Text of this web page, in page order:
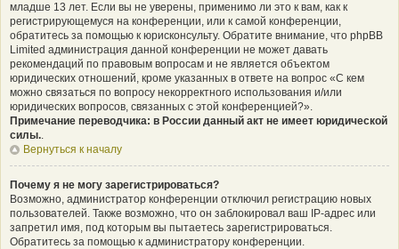
младше 13 лет. Если вы не уверены, применимо ли это к вам, как к
регистрирующемуся на конференции, или к самой конференции,
обратитесь за помощью к юрисконсульту. Обратите внимание, что phpBB
Limited администрация данной конференции не может давать
рекомендаций по правовым вопросам и не является объектом
юридических отношений, кроме указанных в ответе на вопрос «С кем
можно связаться по вопросу некорректного использования и/или
юридических вопросов, связанных с этой конференцией?».
Примечание переводчика: в России данный акт не имеет юридической
силы..
Вернуться к началу
Почему я не могу зарегистрироваться?
Возможно, администратор конференции отключил регистрацию новых
пользователей. Также возможно, что он заблокировал ваш IP-адрес или
запретил имя, под которым вы пытаетесь зарегистрироваться.
Обратитесь за помощью к администратору конференции.